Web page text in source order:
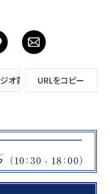
背景のご紹介５/
URLをコピー